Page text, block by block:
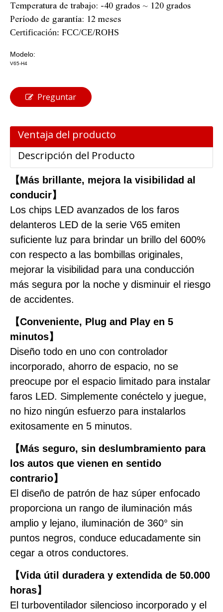
Temperatura de trabajo: -40 grados ~ 120 grados
Período de garantía: 12 meses
Certificación: FCC/CE/ROHS
Modelo:
V65-H4
Preguntar
Ventaja del producto
Descripción del Producto
【Más brillante, mejora la visibilidad al
conducir】
Los chips LED avanzados de los faros
delanteros LED de la serie V65 emiten
suficiente luz para brindar un brillo del 600%
con respecto a las bombillas originales,
mejorar la visibilidad para una conducción
más segura por la noche y disminuir el riesgo
de accidentes.
【Conveniente, Plug and Play en 5
minutos】
Diseño todo en uno con controlador
incorporado, ahorro de espacio, no se
preocupe por el espacio limitado para instalar
faros LED. Simplemente conéctelo y juegue,
no hizo ningún esfuerzo para instalarlos
exitosamente en 5 minutos.
【Más seguro, sin deslumbramiento para
los autos que vienen en sentido
contrario】
El diseño de patrón de haz súper enfocado
proporciona un rango de iluminación más
amplio y lejano, iluminación de 360° sin
puntos negros, conduce educadamente sin
cegar a otros conductores.
【Vida útil duradera y extendida de 50.000
horas】
El turboventilador silencioso incorporado y el